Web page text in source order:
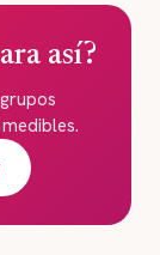
así?